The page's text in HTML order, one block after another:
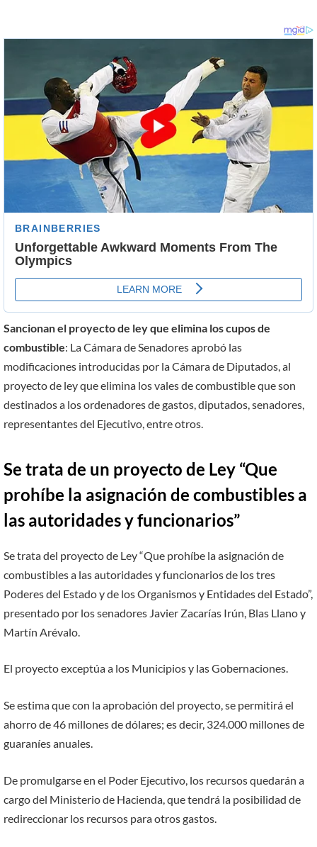
Sancionan el proyecto de ley que elimina los cupos de
combustible: La Cámara de Senadores aprobó las
modificaciones introducidas por la Cámara de Diputados, al
proyecto de ley que elimina los vales de combustible que son
destinados a los ordenadores de gastos, diputados, senadores,
representantes del Ejecutivo, entre otros.
Se trata de un proyecto de Ley “Que
prohíbe la asignación de combustibles a
las autoridades y funcionarios”
Se trata del proyecto de Ley “Que prohíbe la asignación de
combustibles a las autoridades y funcionarios de los tres
Poderes del Estado y de los Organismos y Entidades del Estado”,
presentado por los senadores Javier Zacarías Irún, Blas Llano y
Martín Arévalo.
El proyecto exceptúa a los Municipios y las Gobernaciones.
Se estima que con la aprobación del proyecto, se permitirá el
ahorro de 46 millones de dólares; es decir, 324.000 millones de
guaraníes anuales.
De promulgarse en el Poder Ejecutivo, los recursos quedarán a
cargo del Ministerio de Hacienda, que tendrá la posibilidad de
redireccionar los recursos para otros gastos.